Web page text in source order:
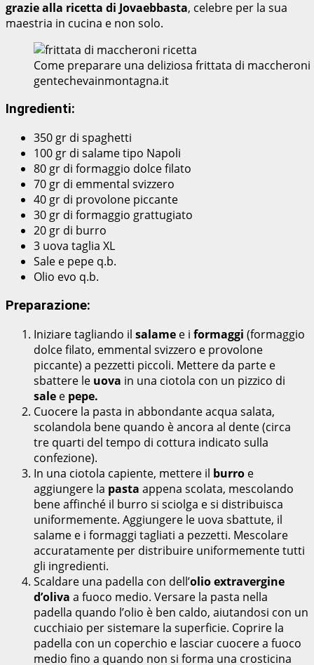
grazie alla ricetta di Jovaebbasta, celebre per la sua
maestria in cucina e non solo.
Come preparare una deliziosa frittata di maccheroni
gentechevainmontagna.it
Ingredienti:
350 gr di spaghetti
100 gr di salame tipo Napoli
80 gr di formaggio dolce filato
70 gr di emmental svizzero
40 gr di provolone piccante
30 gr di formaggio grattugiato
20 gr di burro
3 uova taglia XL
Sale e pepe q.b.
Olio evo q.b.
Preparazione:
Iniziare tagliando il salame e i formaggi (formaggio
dolce filato, emmental svizzero e provolone
piccante) a pezzetti piccoli. Mettere da parte e
sbattere le uova in una ciotola con un pizzico di
sale e pepe.
Cuocere la pasta in abbondante acqua salata,
scolandola bene quando è ancora al dente (circa
tre quarti del tempo di cottura indicato sulla
confezione).
In una ciotola capiente, mettere il burro e
aggiungere la pasta appena scolata, mescolando
bene affinché il burro si sciolga e si distribuisca
uniformemente. Aggiungere le uova sbattute, il
salame e i formaggi tagliati a pezzetti. Mescolare
accuratamente per distribuire uniformemente tutti
gli ingredienti.
Scaldare una padella con dell’olio extravergine
d’oliva a fuoco medio. Versare la pasta nella
padella quando l’olio è ben caldo, aiutandosi con un
cucchiaio per sistemare la superficie. Coprire la
padella con un coperchio e lasciar cuocere a fuoco
medio fino a quando non si forma una crosticina